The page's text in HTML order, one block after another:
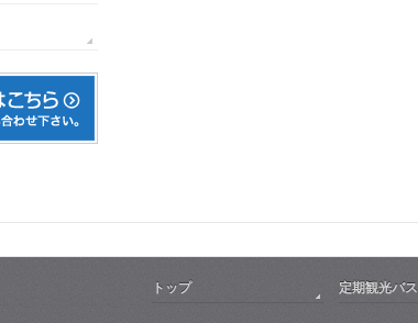
トップ 定期観光バス